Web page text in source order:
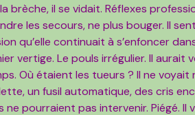
brèche, il se vidait. Réflexes
les secours, ne plus bouger. Il
qu’elle continuait à s’enfoncer
vertige. Le pouls irrégulier. Il aurait
Où étaient les tueurs ? Il ne voyait
un fusil automatique, des cris
ne pourraient pas intervenir. Piégé.